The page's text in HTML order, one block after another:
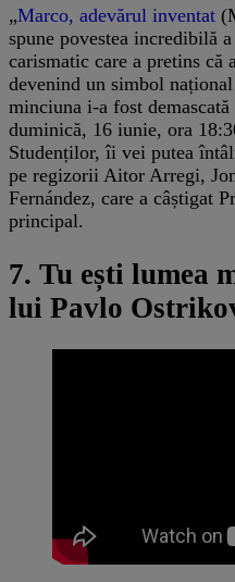
„Marco, adevărul inventat
spune povestea incredibilă
carismatic care a pretins că
devenind un simbol
minciuna i-a fost
duminică, 16 iunie, ora
Studenților, îi vei putea
pe regizorii Aitor Arregi,
Fernández, care a câștigat
principal.
7. Tu ești lumea
lui Pavlo